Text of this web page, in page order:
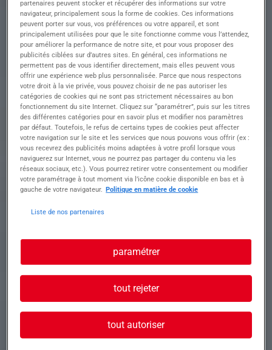
Rejoignez une entreprise innovante où vous
contribuerez à la fabrication et l'assemblage de
structures métalliques.
• Réaliser des traçages et relevés de côtes pour
des projets précis et détaillés
• Monter et assembler bennes, caisses, et autres
carrosseries à partir de plans fournis
• Effectuer des opérations de boulonnage et
vissage sur divers composants
• Souder les carrosseries aux châssis pour
garantir solidité et durabilité
• Fabriquer et installer des accessoires tels que
coffres et réservoirs selon les plans fournis
Profil recherché
Formation et expérience Pour ce poste de
professionnel(le) motivé(e) et doté(e) d'un esprit
d'équipe exceptionnel.
• Diplôme en chaudronnerie, tôlerie, métallerie ou
partenaires peuvent stocker et récupérer des informations sur votre
navigateur, principalement sous la forme de cookies. Ces informations
peuvent porter sur vous, vos préférences ou votre appareil, et sont
principalement utilisées pour que le site fonctionne comme vous l’attendez,
pour améliorer la performance de notre site, et pour vous proposer des
publicités ciblées sur d’autres sites. En général, ces informations ne
permettent pas de vous identifier directement, mais elles peuvent vous
offrir une expérience web plus personnalisée. Parce que nous respectons
votre droit à la vie privée, vous pouvez choisir de ne pas autoriser les
catégories de cookies qui ne sont pas strictement nécessaires au bon
fonctionnement du site Internet. Cliquez sur “paramétrer”, puis sur les titres
des différentes catégories pour en savoir plus et modifier nos paramètres
par défaut. Toutefois, le refus de certains types de cookies peut affecter
votre navigation sur le site et les services que nous pouvons vous offrir (ex :
vous recevrez des publicités moins adaptées à votre profil lorsque vous
naviguerez sur Internet, vous ne pourrez pas partager du contenu via les
réseaux sociaux, etc.). Vous pourrez retirer votre consentement ou modifier
votre paramétrage à tout moment via l’icône cookie disponible en bas et à
gauche de votre navigateur. Politique en matière de cookie
Liste de nos partenaires
paramétrer
tout rejeter
tout autoriser